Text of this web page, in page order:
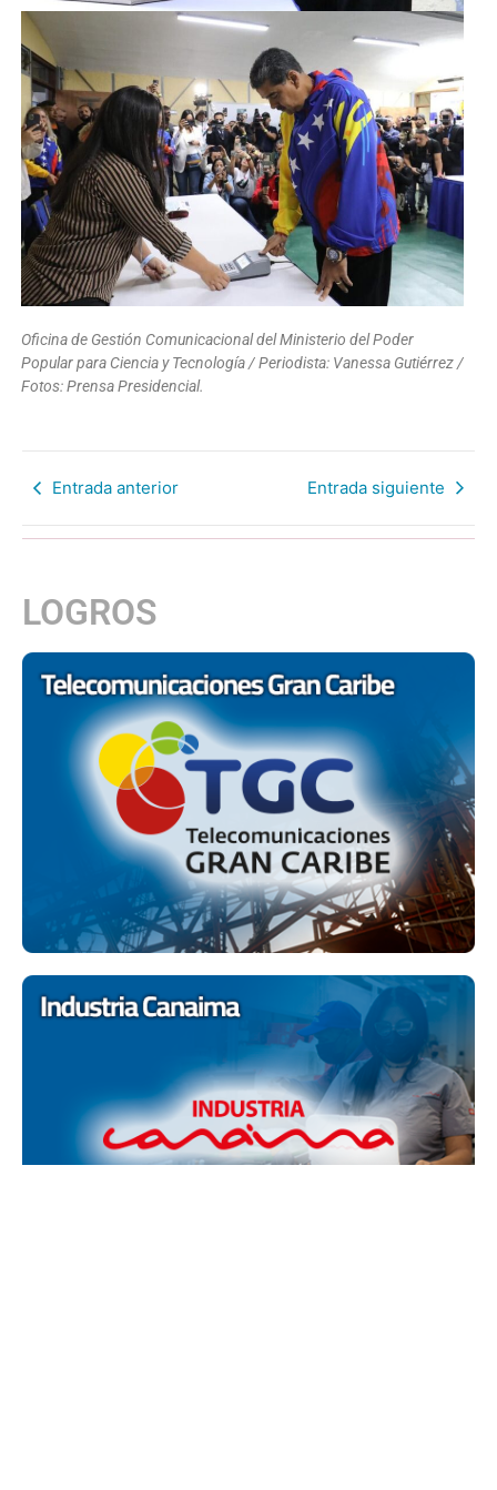
Oficina de Gestión Comunicacional del Ministerio del Poder
Popular para Ciencia y Tecnología / Periodista: Vanessa Gutiérrez /
Fotos: Prensa Presidencial.
Entrada anterior Entrada siguiente
LOGROS